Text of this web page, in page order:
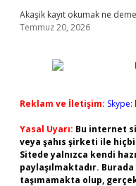
Akaşik kayıt okumak ne
Temmuz 20, 2026
Reklam ve İletişim:
Yasal Uyarı: Bu internet
veya şahıs şirketi ile
Sitede yalnızca kendi
paylaşılmaktadır.
taşımamakta olup,